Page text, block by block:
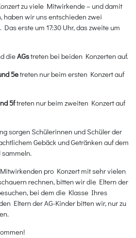
zu viele Mitwirkende – und damit
haben wir uns entschieden zwei
erste um 17:30 Uhr, das zweite um
dieAGstreten bei beiden Konzerten auf.
5etreten nur beim ersten Konzert auf
5ftreten nur beim zweiten Konzert auf
sorgen Schülerinnen und Schüler der
Gebäck und Getränken auf dem
pro Konzert mit sehr vielen
rechnen, bitten wir die Eltern der
bei dem die Klasse Ihres
Eltern der AG-Kinder bitten wir, nur zu